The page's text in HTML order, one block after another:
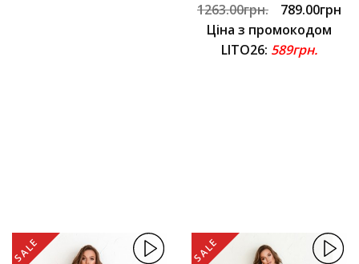
1263.00грн.
789.00грн
Ціна з промокодом
LITO26: 589грн.
SALE SALE